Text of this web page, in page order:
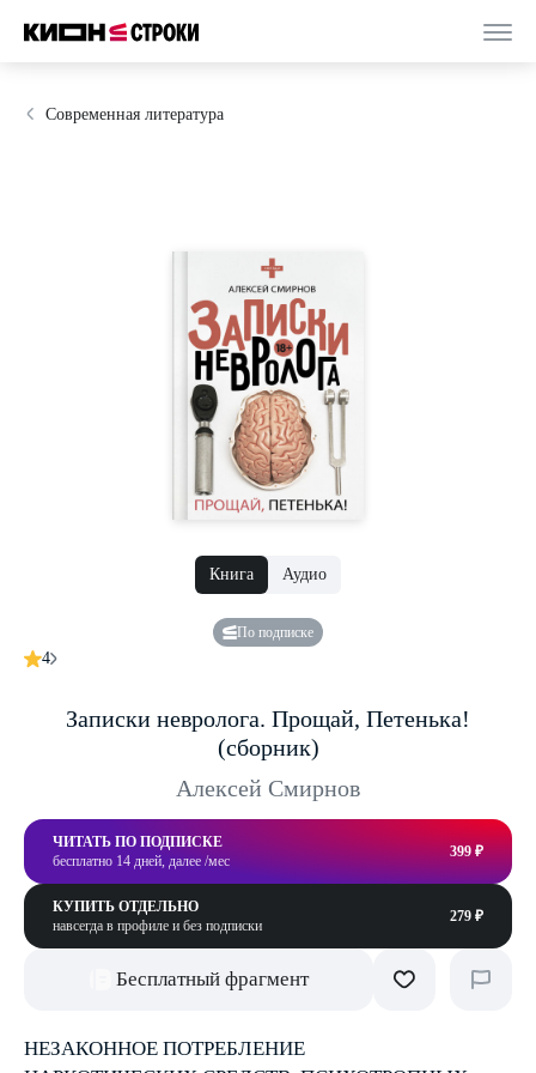
Современная литература
Книга Аудио
По подписке
4
Записки невролога. Прощай, Петенька!
(сборник)
Алексей Смирнов
ЧИТАТЬ ПО ПОДПИСКЕ
бесплатно 14 дней, далее /мес
399 ₽
КУПИТЬ ОТДЕЛЬНО
навсегда в профиле и без подписки
279 ₽
Бесплатный фрагмент
НЕЗАКОННОЕ ПОТРЕБЛЕНИЕ